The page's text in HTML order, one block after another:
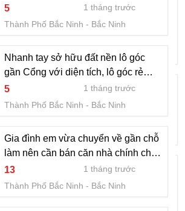
Tranh gạch 3d phong cảnh đồng quê -
DXC32
1,2 triệu
1 tháng trước
Thành Phố Bắc Ninh
Bắc Ninh
KHANG PHÁT CENTURY BẮC NINH –
KHU ĐÔ THỊ MỚI TÂM ĐIỂM CÔNG
NGHIỆP PHÍA BẮC
4 tỷ
1 tháng trước
Thành Phố Bắc Ninh
Bắc Ninh
Bán nhà 60m2, 2 tầng phường Kinh Bắc,
TP Bắc Ninh.
5,5 tỷ
2 tháng trước
5
1 tháng trước
Thành Phố Bắc Ninh
Bắc Ninh
Nhanh tay sở hữu đất nền lô góc
gần Cổng với diện tích, lô góc rẻ
nhất dự án đang chào bán + Sổ đỏ
chính
5
1 tháng trước
Thành Phố Bắc Ninh
Bắc Ninh
Gia đình em vừa chuyển về gần chỗ
làm nên cần bán căn nhà chính chủ
95m2. Ngay mặt đường trục chính
rộng 12m
13
1 tháng trước
Thành Phố Bắc Ninh
Bắc Ninh